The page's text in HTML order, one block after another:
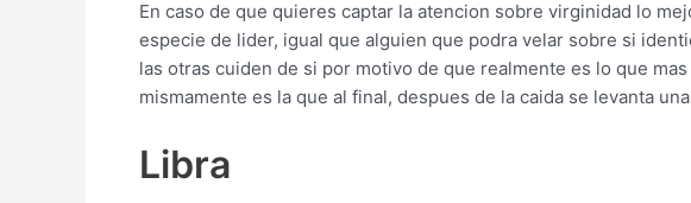
En caso de que quieres captar la atencion sobre virginidad lo
especie de lider, igual que alguien que podra velar sobre si
las otras cuiden de si por motivo de que realmente es lo que
mismamente es la que al final, despues de la caida se levanta
Libra